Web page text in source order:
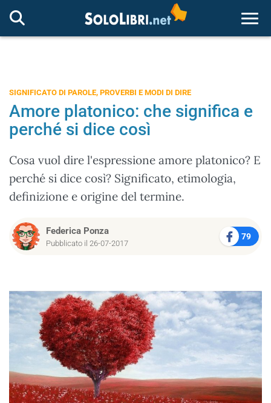
SIGNIFICATO DI PAROLE, PROVERBI E MODI DI DIRE
Amore platonico: che significa e
perché si dice così
Cosa vuol dire l'espressione amore platonico? E
perché si dice così? Significato, etimologia,
definizione e origine del termine.
Federica Ponza
Pubblicato il 26-07-2017
79